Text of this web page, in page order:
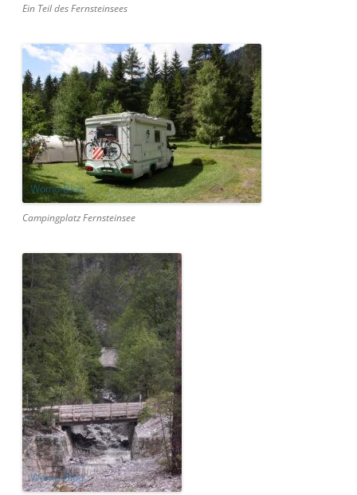
Ein Teil des Fernsteinsees
Campingplatz Fernsteinsee